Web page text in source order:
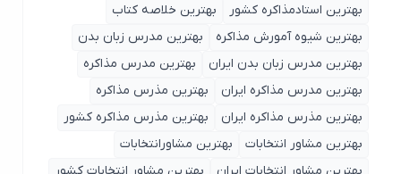
بهترین استادمذاکره کشور
بهترین خلاصه کتاب
بهترین شیوه آمورش مذاکره
بهترین مدرس زبان بدن
بهترین مدرس زبان بدن ایران
بهترین مدرس مذاکره
بهترین مدرس مذاکره ایران
بهترین مذرس مذاکره
بهترین مذرس مذاکره ایران
بهترین مذرس مذاکره کشور
بهترین مشاور انتخابات
بهترین مشاورانتخابات
بهترین مشاور انتخابات ایران
بهترین مشاور انتخابات کشور